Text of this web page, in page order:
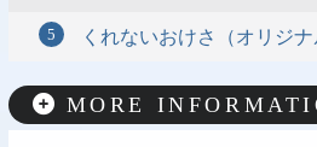
くれないおけさ（オリジナ
MORE